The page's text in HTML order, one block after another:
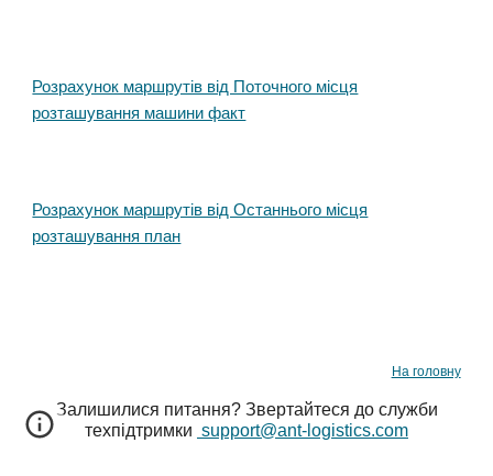
Розрахунок маршрутів від Поточного місця
розташування машини факт
Розрахунок маршрутів від Останнього місця
розташування план
На головну
Залишилися питання? Звертайтеся до служби
техпідтримки support@ant-logistics.com